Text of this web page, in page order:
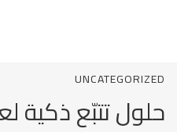
حلول
UNCATEGORIZED
حلول تتبّع ذكية